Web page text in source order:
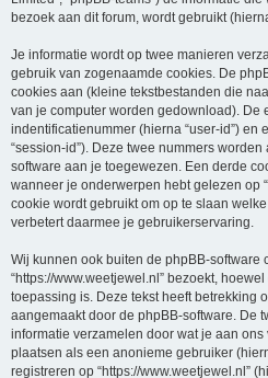
bezoek aan dit forum, wordt gebruikt
Je informatie wordt op twee manieren
gebruik van zogenaamde cookies. De
cookies aan (kleine tekstbestanden die
van je computer worden gedownload). De
indentificatienummer (hierna “user-id”)
“session-id”). Deze twee nummers
software aan je toegewezen. Een derde
wanneer je onderwerpen hebt gelezen op
cookie wordt gebruikt om op te slaan
verbetert daarmee je gebruikerservaring.
Wij kunnen ook buiten de phpBB-software
“https://www.weetjewel.nl” bezoekt,
toepassing is. Deze tekst heeft betrekking
aangemaakt door de phpBB-software. De
informatie verzamelen door wat je aan
plaatsen als een anonieme gebruiker
registreren op “https://www.weetjewel.nl”